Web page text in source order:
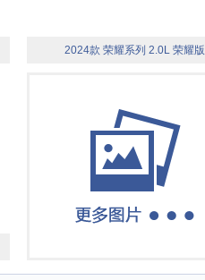
2024款 荣耀系列 2.0L 荣耀版